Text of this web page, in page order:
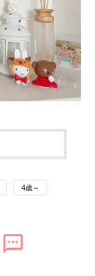
4歳～